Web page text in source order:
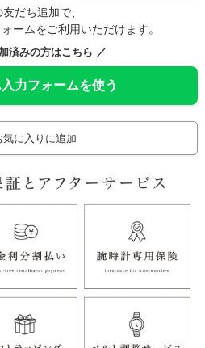
だち追加で、
ームをご利用いただけます。
済みの方はこちら ／
力フォームを使う
気に入りに追加